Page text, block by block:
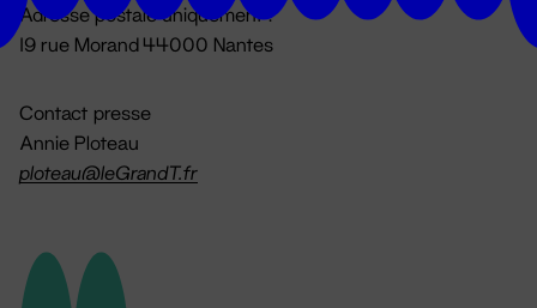
Adresse postale uniquement :
19 rue Morand 44000 Nantes
Contact presse
Annie Ploteau
ploteau@leGrandT.fr